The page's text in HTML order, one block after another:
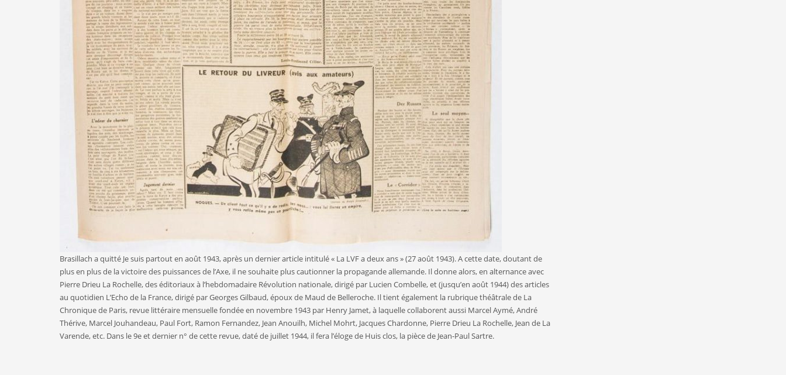
Brasillach a quitté Je suis partout en août 1943, après un dernier article intitulé « La LVF a deux ans » (27 août 1943). A cette date, doutant de
plus en plus de la victoire des puissances de l’Axe, il ne souhaite plus cautionner la propagande allemande. Il donne alors, en alternance avec
Pierre Drieu La Rochelle, des éditoriaux à l’hebdomadaire Révolution nationale, dirigé par Lucien Combelle, et (jusqu’en août 1944) des articles
au quotidien L’Echo de la France, dirigé par Georges Gilbaud, époux de Maud de Belleroche. Il tient également la rubrique théâtrale de La
Chronique de Paris, revue littéraire mensuelle fondée en novembre 1943 par Henry Jamet, à laquelle collaborent aussi Marcel Aymé, André
Thérive, Marcel Jouhandeau, Paul Fort, Ramon Fernandez, Jean Anouilh, Michel Mohrt, Jacques Chardonne, Pierre Drieu La Rochelle, Jean de La
Varende, etc. Dans le 9e et dernier n° de cette revue, daté de juillet 1944, il fera l’éloge de Huis clos, la pièce de Jean-Paul Sartre.